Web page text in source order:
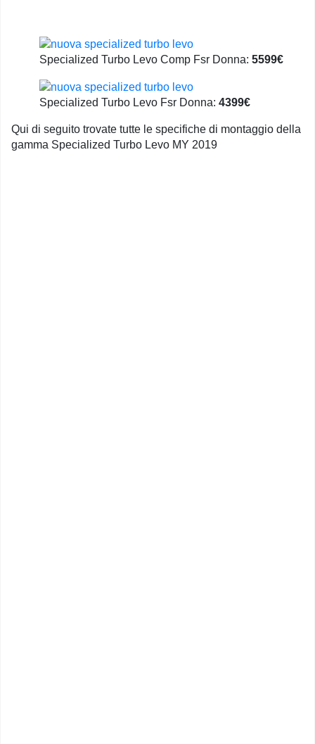
Specialized Turbo Levo Comp Fsr Donna: 5599€
Specialized Turbo Levo Fsr Donna: 4399€
Qui di seguito trovate tutte le specifiche di montaggio della
gamma Specialized Turbo Levo MY 2019